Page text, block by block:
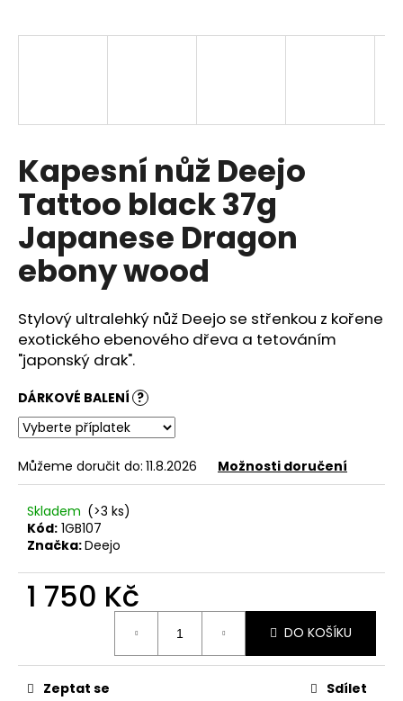
Kapesní nůž Deejo
Tattoo black 37g
Japanese Dragon
ebony wood
Stylový ultralehký nůž Deejo se střenkou z kořene
exotického ebenového dřeva a tetováním
"japonský drak".
DÁRKOVÉ BALENÍ ?
Můžeme doručit do: 11.8.2026 Možnosti doručení
Skladem (>3 ks)
Kód: 1GB107
Značka:Deejo
1 750 Kč
DO KOŠÍKU
Zeptat se Sdílet
j
?
HLEDAT
D
p
o
r
č
u
j
e
m
e
NŮŽ
DEEJO
BLACK
Kč